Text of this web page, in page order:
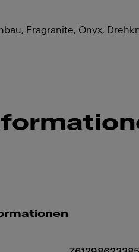
Fragranite, Onyx,